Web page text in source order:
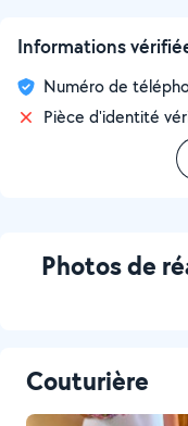
Informations
Numéro de
Pièce d'identité
Photos de
Couturière